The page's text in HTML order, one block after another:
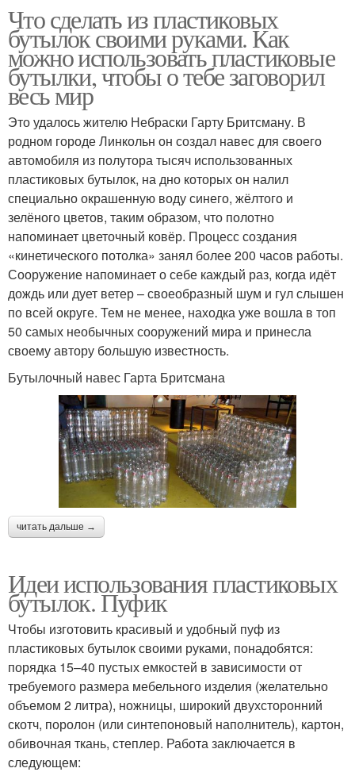
Что сделать из пластиковых
бутылок своими руками. Как
можно использовать пластиковые
бутылки, чтобы о тебе заговорил
весь мир
Это удалось жителю Небраски Гарту Бритсману. В
родном городе Линкольн он создал навес для своего
автомобиля из полутора тысяч использованных
пластиковых бутылок, на дно которых он налил
специально окрашенную воду синего, жёлтого и
зелёного цветов, таким образом, что полотно
напоминает цветочный ковёр. Процесс создания
«кинетического потолка» занял более 200 часов работы.
Сооружение напоминает о себе каждый раз, когда идёт
дождь или дует ветер – своеобразный шум и гул слышен
по всей округе. Тем не менее, находка уже вошла в топ
50 самых необычных сооружений мира и принесла
своему автору большую известность.
Бутылочный навес Гарта Бритсмана
читать дальше →
Идеи использования пластиковых
бутылок. Пуфик
Чтобы изготовить красивый и удобный пуф из
пластиковых бутылок своими руками, понадобятся:
порядка 15–40 пустых емкостей в зависимости от
требуемого размера мебельного изделия (желательно
объемом 2 литра), ножницы, широкий двухсторонний
скотч, поролон (или синтепоновый наполнитель), картон,
обивочная ткань, степлер. Работа заключается в
следующем: